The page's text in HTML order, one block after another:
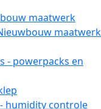
maatwerk
maatwerk
- powerpacks en
humidity controle